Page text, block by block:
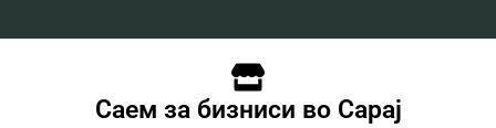
Саем за бизниси во Сарај